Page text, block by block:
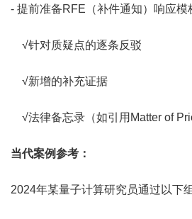
- 提前准备RFE（补件通知）响应模
√针对质疑点的逐条反驳
√新增的补充证据
√法律备忘录（如引用Matter of
当代案例参考：
2024年某量子计算研究员通过以下